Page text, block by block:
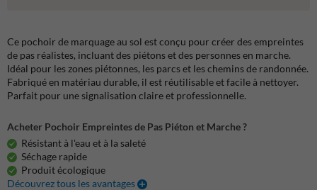
Ce pochoir de marquage au sol est conçu pour créer des empreintes
de pas réalistes, incluant des piétons et des personnes en marche.
Idéal pour les zones piétonnes, les parcs et les chemins de randonnée.
Fabriqué en matériau durable, il est réutilisable et facile à nettoyer.
Parfait pour une signalisation claire et professionnelle.
Acheter Pochoir Empreintes de Pas Piéton et Marche ?
Résistant à l'eau et à la saleté
Séchage rapide
Produit écologique
Découvrez tous les avantages